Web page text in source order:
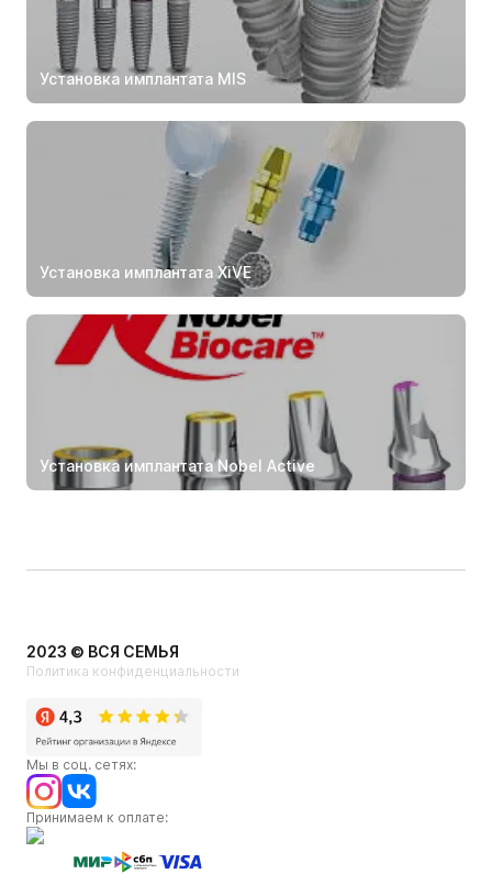
Установка имплантата MIS
Установка имплантата XiVE
Установка имплантата Nobel Active
2023 © ВСЯ СЕМЬЯ
Политика конфиденциальности
Мы в соц. сетях:
Принимаем к оплате: